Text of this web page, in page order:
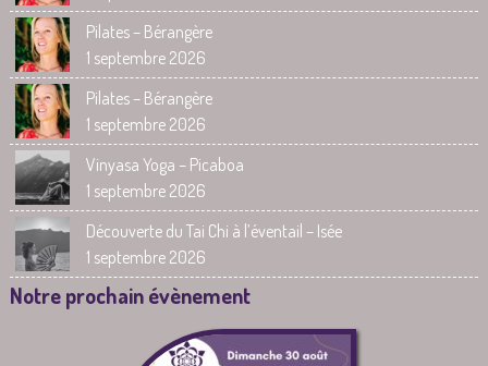
Pilates – Bérangère
1 septembre 2026
Pilates – Bérangère
1 septembre 2026
Vinyasa Yoga – Picaboa
1 septembre 2026
Découverte du Tai Chi à l’éventail – Isée
1 septembre 2026
Notre prochain évènement